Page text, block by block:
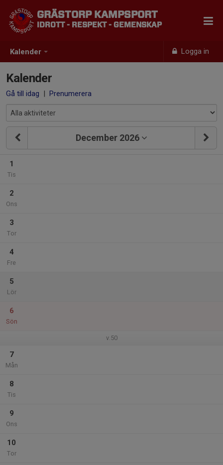
Kalender Logga in
GRÄSTORP KAMPSPORT
IDROTT - RESPEKT - GEMENSKAP
Kalender
Gå till idag | Prenumerera
December 2026
1
Tis
2
Ons
3
Tor
4
Fre
5
Lör
6
Sön
v.50
7
Mån
8
Tis
9
Ons
10
Tor